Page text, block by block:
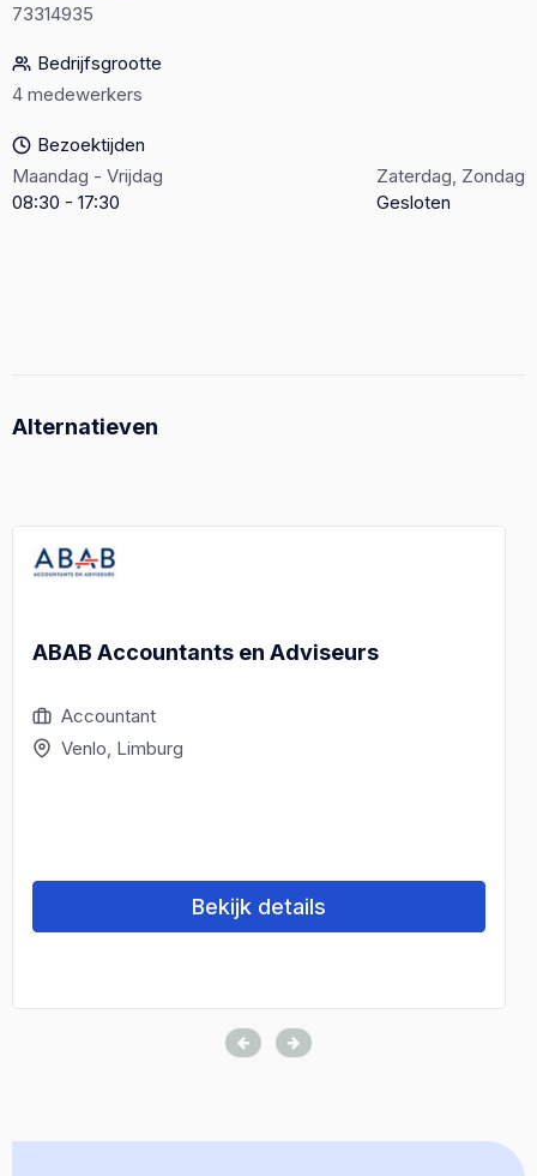
73314935
Bedrijfsgrootte
4 medewerkers
Bezoektijden
Maandag - Vrijdag
08:30 - 17:30
Zaterdag, Zondag
Gesloten
Alternatieven
ABAB Accountants en Adviseurs
Accountant
Venlo, Limburg
Bekijk details